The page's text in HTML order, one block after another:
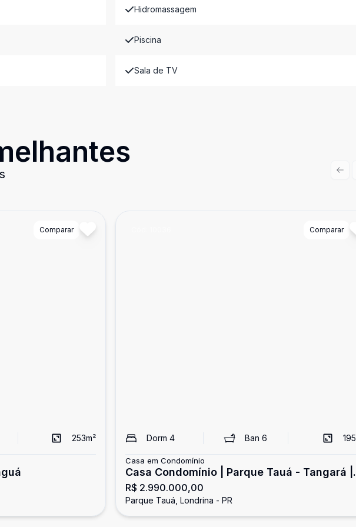
Hidromassagem
Piscina
Sala de TV
Comparar
253m²
Comparar
Dorm 4 Ban6 195
Casa em Condomínio
Casa Condomínio | Parque Tauá - Tangará |
Londrina
R$ 2.990.000,00
Parque Tauá, Londrina - PR